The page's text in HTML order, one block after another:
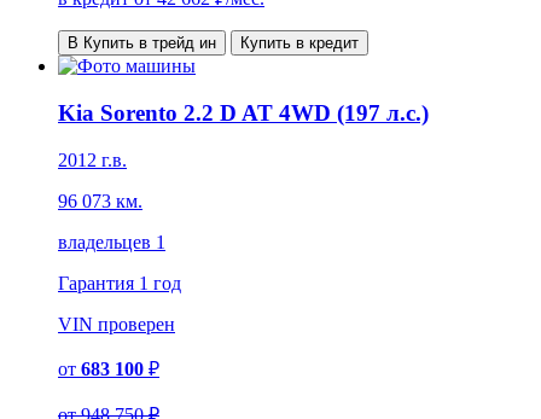
В Купить в трейд ин Купить в кредит
Kia Sorento 2.2 D AT 4WD (197 л.с.)
2012 г.в.
96 073 км.
владельцев 1
Гарантия 1 год
VIN проверен
от 683 100 ₽
от948 750 ₽